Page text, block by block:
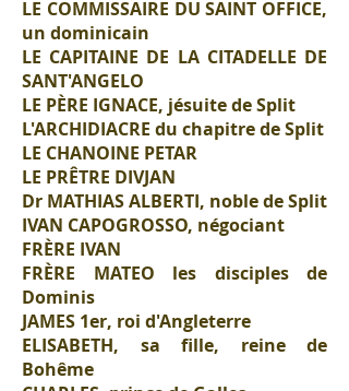
LE COMMISSAIRE DU SAINT OFFICE,
un dominicain
LE CAPITAINE DE LA CITADELLE DE
SANT'ANGELO
LE PÈRE IGNACE, jésuite de Split
L'ARCHIDIACRE du chapitre de Split
LE CHANOINE PETAR
LE PRÊTRE DIVJAN
Dr MATHIAS ALBERTI, noble de Split
IVAN CAPOGROSSO, négociant
FRÈRE IVAN
FRÈRE MATEO les disciples de
Dominis
JAMES 1er, roi d'Angleterre
ELISABETH, sa fille, reine de
Bohême